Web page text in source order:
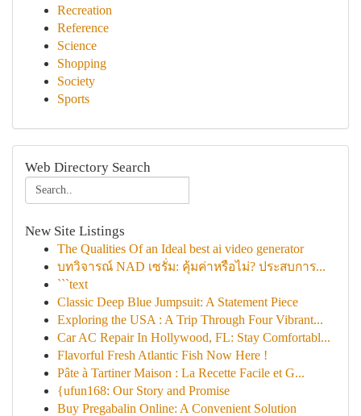
Recreation
Reference
Science
Shopping
Society
Sports
Web Directory Search
New Site Listings
The Qualities Of an Ideal best ai video generator
บทวิจารณ์ NAD เซรั่ม: คุ้มค่าหรือไม่? ประสบการ...
```text
Classic Deep Blue Jumpsuit: A Statement Piece
Exploring the USA : A Trip Through Four Vibrant...
Car AC Repair In Hollywood, FL: Stay Comfortabl...
Flavorful Fresh Atlantic Fish Now Here !
Pâte à Tartiner Maison : La Recette Facile et G...
{ufun168: Our Story and Promise
Buy Pregabalin Online: A Convenient Solution